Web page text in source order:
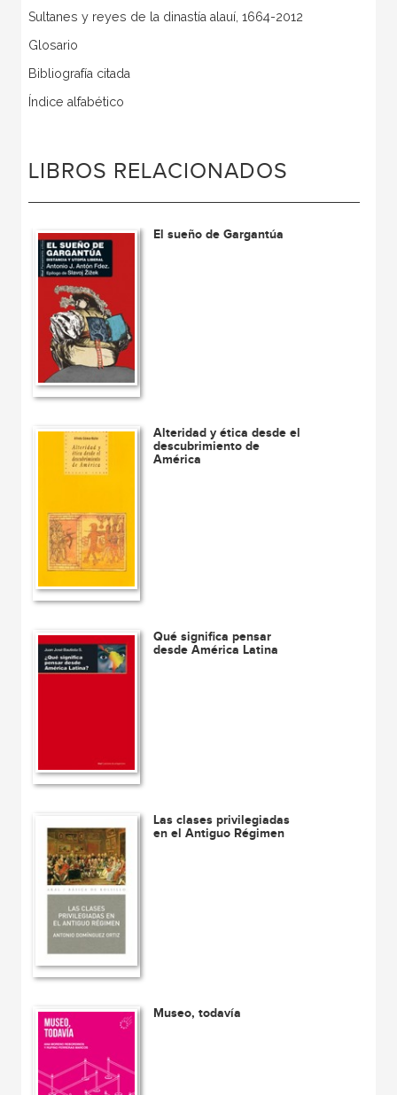
Sultanes y reyes de la dinastía alauí, 1664-2012
Glosario
Bibliografía citada
Índice alfabético
LIBROS RELACIONADOS
El sueño de Gargantúa
Alteridad y ética desde el
descubrimiento de
América
Qué significa pensar
desde América Latina
Las clases privilegiadas
en el Antiguo Régimen
Museo, todavía